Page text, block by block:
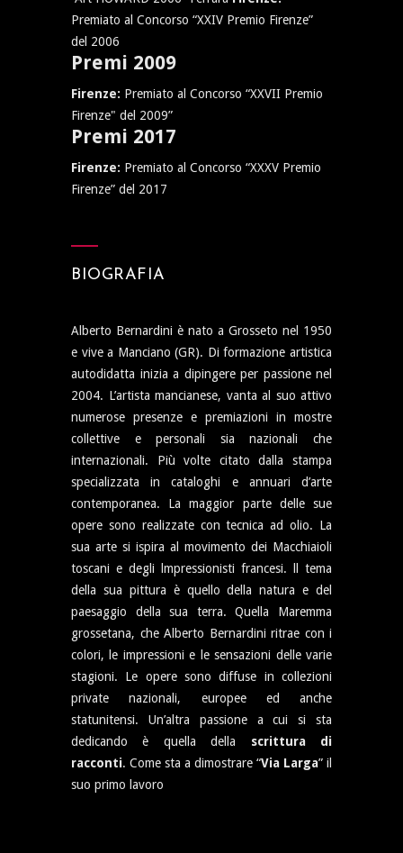
Premiato al Concorso “XXIV Premio Firenze”
del 2006
Premi 2009
Firenze: Premiato al Concorso “XXVII Premio
Firenze" del 2009”
Premi 2017
Firenze: Premiato al Concorso “XXXV Premio
Firenze” del 2017
BIOGRAFIA
Alberto Bernardini è nato a Grosseto nel 1950
e vive a Manciano (GR). Di formazione artistica
autodidatta inizia a dipingere per passione nel
2004. L’artista mancianese, vanta al suo attivo
numerose presenze e premiazioni in mostre
collettive e personali sia nazionali che
internazionali. Più volte citato dalla stampa
specializzata in cataloghi e annuari d’arte
contemporanea. La maggior parte delle sue
opere sono realizzate con tecnica ad olio. La
sua arte si ispira al movimento dei Macchiaioli
toscani e degli lmpressionisti francesi. ll tema
della sua pittura è quello della natura e del
paesaggio della sua terra. Quella Maremma
grossetana, che Alberto Bernardini ritrae con i
colori, le impressioni e le sensazioni delle varie
stagioni. Le opere sono diffuse in collezioni
private nazionali, europee ed anche
statunitensi. Un’altra passione a cui si sta
dedicando è quella della scrittura di
racconti. Come sta a dimostrare “Via Larga” il
suo primo lavoro